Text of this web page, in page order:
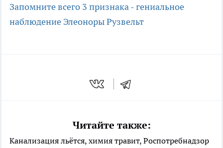
Запомните всего 3 признака - гениальное
наблюдение Элеоноры Рузвельт
Читайте также:
Канализация льётся, химия травит, Роспотребнадзор